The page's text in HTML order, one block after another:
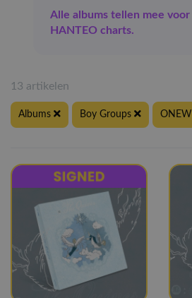
Alle albums tellen mee
HANTEO charts.
13 artikelen
Albums Boy Groups